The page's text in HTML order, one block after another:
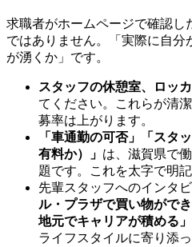
求職者がホームページで確認し
ではありません。「実際に自分
が湧くか」です。
スタッフの休憩室、ロッ
てください。これらが清
募率は上がります。
「車通勤の可否」「スタ
有料か）」 は、滋賀県で
題です。これを太字で明記
先輩スタッフへのインタビ
ル・プラザで買い物がで
地元でキャリアが積める」
ライフスタイルに寄り添